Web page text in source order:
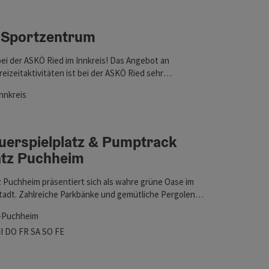
Sportzentrum
der ASKÖ Ried im Innkreis! Das Angebot an
ist bei der ASKÖ Ried sehr
& Pumptrack
Puchheim
präsentiert sich als wahre grüne Oase im
Zahlreiche Parkbänke und gemütliche Pergolen
abwechslungsreiche Bewegungsmöglichkeiten für
bieten.
geöffnetgeöffnet
Mittwoch geöffnet
DO Donnerstag geöffnet
FR Freitag geöffnet
SASamstag geöffnet
SO Sonntag geöffnet
FEFeiertag geöffnet